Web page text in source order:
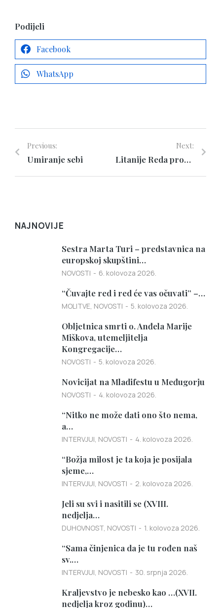
Podijeli
Facebook
WhatsApp
Previous:
Umiranje sebi
Next:
Litanije Reda propovjednika Blaženoj Djevici Mariji
NAJNOVIJE
Sestra Marta Turi – predstavnica na
europskoj skupštini…
NOVOSTI 6. kolovoza 2026.
“Čuvajte red i red će vas očuvati” –…
MOLITVE, NOVOSTI 5. kolovoza 2026.
Obljetnica smrti o. Anđela Marije
Miškova, utemeljitelja
Kongregacije…
NOVOSTI 5. kolovoza 2026.
Novicijat na Mladifestu u Međugorju
NOVOSTI 4. kolovoza 2026.
“Nitko ne može dati ono što nema,
a…
INTERVJUI, NOVOSTI 4. kolovoza 2026.
“Božja milost je ta koja je posijala
sjeme,…
INTERVJUI, NOVOSTI 2. kolovoza 2026.
Jeli su svi i nasitili se (XVIII.
nedjelja…
DUHOVNOST, NOVOSTI 1. kolovoza 2026.
“Sama činjenica da je tu rođen naš
sv.…
INTERVJUI, NOVOSTI 30. srpnja 2026.
Kraljevstvo je nebesko kao …(XVII.
nedjelja kroz godinu)…